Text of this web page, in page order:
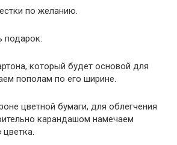
по желанию.
подарок:
который будет основой для
пополам по его ширине.
цветной бумаги, для облегчения
карандашом намечаем